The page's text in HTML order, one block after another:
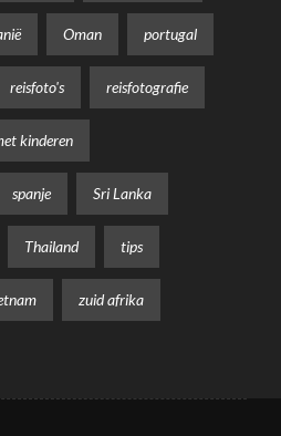
Oman portugal
reisfoto's reisfotografie
kinderen
spanje Sri Lanka
Thailand tips
zuid afrika